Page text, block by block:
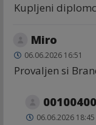
Kupljeni
Miro
06.06.2026 16:51
Provaljen si
00100400
06.06.2026 18:45